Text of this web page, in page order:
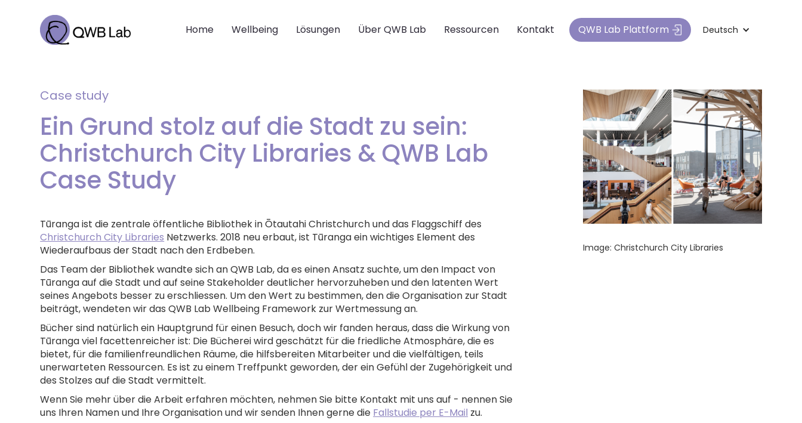
Home Wellbeing Lösungen Über QWB Lab Ressourcen Kontakt QWB Lab Plattform Deutsch
Case study
Ein Grund stolz auf die Stadt zu sein:
Christchurch City Libraries & QWB Lab
Case Study
Tūranga ist die zentrale öffentliche Bibliothek in Ōtautahi Christchurch und das Flaggschiff des
Christchurch City Libraries Netzwerks. 2018 neu erbaut, ist Tūranga ein wichtiges Element des
Wiederaufbaus der Stadt nach den Erdbeben.
Das Team der Bibliothek wandte sich an QWB Lab, da es einen Ansatz suchte, um den Impact von
Tūranga auf die Stadt und auf seine Stakeholder deutlicher hervorzuheben und den latenten Wert
seines Angebots besser zu erschliessen. Um den Wert zu bestimmen, den die Organisation zur Stadt
beiträgt, wendeten wir das QWB Lab Wellbeing Framework zur Wertmessung an.
Bücher sind natürlich ein Hauptgrund für einen Besuch, doch wir fanden heraus, dass die Wirkung von
Tūranga viel facettenreicher ist: Die Bücherei wird geschätzt für die friedliche Atmosphäre, die es
bietet, für die familienfreundlichen Räume, die hilfsbereiten Mitarbeiter und die vielfältigen, teils
unerwarteten Ressourcen. Es ist zu einem Treffpunkt geworden, der ein Gefühl der Zugehörigkeit und
des Stolzes auf die Stadt vermittelt.
Wenn Sie mehr über die Arbeit erfahren möchten, nehmen Sie bitte Kontakt mit uns auf - nennen Sie
uns Ihren Namen und Ihre Organisation und wir senden Ihnen gerne die Fallstudie per E-Mail zu.
Image: Christchurch City Libraries